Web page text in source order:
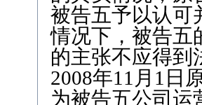
被告五予以认可
情况下，被告五
的主张不应得到
2008年11月1日
为被告五公司运